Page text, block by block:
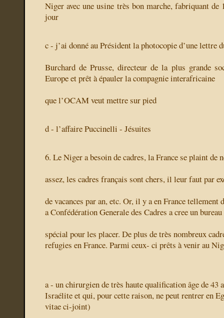
Niger avec une usine très bon marche, fabriquant de
jour
c - j’ai donné au Président la photocopie d’une lettre
Burchard de Prusse, directeur de la plus grande
Europe et prêt à épauler la compagnie interafricaine
que l’OCAM veut mettre sur pied
d - l’affaire Puccinelli - Jésuites
6. Le Niger a besoin de cadres, la France se plaint de
assez, les cadres français sont chers, il leur faut par
de vacances par an, etc. Or, il y a en France tellement
a Confédération Generale des Cadres a cree un bureau
spécial pour les placer. De plus de très nombreux
refugies en France. Parmi ceux- ci prêts à venir au
a - un chirurgien de très haute qualification âge de 43
Israélite et qui, pour cette raison, ne peut rentrer en
vitae ci-joint)